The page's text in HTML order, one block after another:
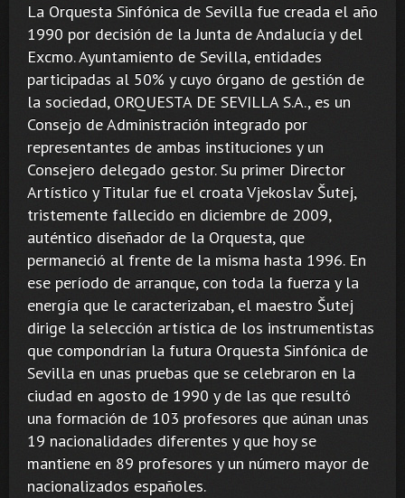
La Orquesta Sinfónica de Sevilla fue creada el año
1990 por decisión de la Junta de Andalucía y del
Excmo. Ayuntamiento de Sevilla, entidades
participadas al 50% y cuyo órgano de gestión de
la sociedad, ORQUESTA DE SEVILLA S.A., es un
Consejo de Administración integrado por
representantes de ambas instituciones y un
Consejero delegado gestor. Su primer Director
Artístico y Titular fue el croata Vjekoslav Šutej,
tristemente fallecido en diciembre de 2009,
auténtico diseñador de la Orquesta, que
permaneció al frente de la misma hasta 1996. En
ese período de arranque, con toda la fuerza y la
energía que le caracterizaban, el maestro Šutej
dirige la selección artística de los instrumentistas
que compondrían la futura Orquesta Sinfónica de
Sevilla en unas pruebas que se celebraron en la
ciudad en agosto de 1990 y de las que resultó
una formación de 103 profesores que aúnan unas
19 nacionalidades diferentes y que hoy se
mantiene en 89 profesores y un número mayor de
nacionalizados españoles.